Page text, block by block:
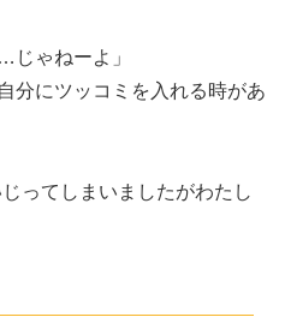
じゃねーよ」
分にツッコミを入れる時があ
ってしまいましたがわたし